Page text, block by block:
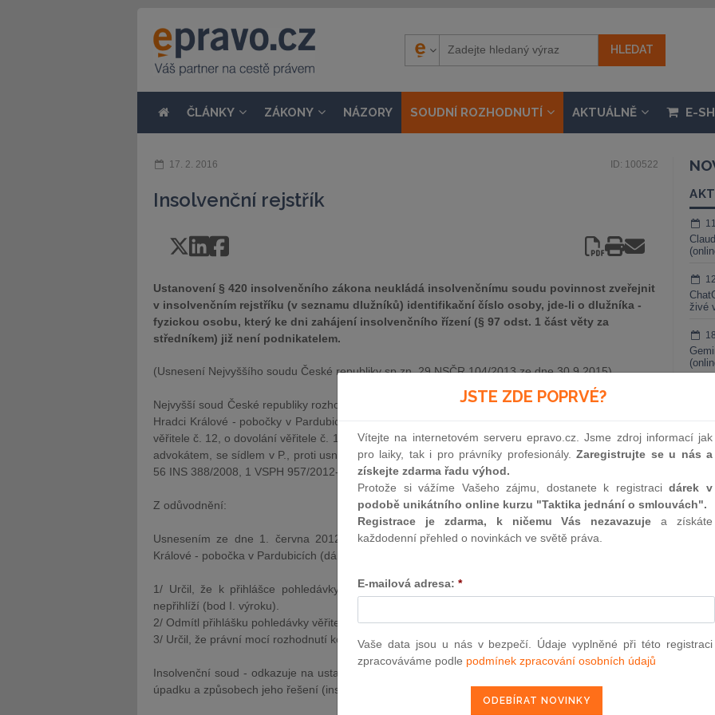
ČLÁNKY ZÁKONY NÁZORY SOUDNÍ ROZHODNUTÍ AKTUÁLNĚ E-
17. 2. 2016 ID: 100522
Insolvenční rejstřík
Ustanovení § 420 insolvenčního zákona neukládá insolvenčnímu soudu povinnost zveřejnit
v insolvenčním rejstříku (v seznamu dlužníků) identifikační číslo osoby, jde-li o dlužníka -
fyzickou osobu, který ke dni zahájení insolvenčního řízení (§ 97 odst. 1 část věty za
středníkem) již není podnikatelem.
(Usnesení Nejvyššího soudu České republiky sp.zn. 29 NSČR 104/2013 ze dne 30.9.2015)
Nejvyšší soud České republiky rozhodl v insolvenční věci dlužníka J.K., vedené u Krajského soudu v
Hradci Králové - pobočky v Pardubicích pod sp. zn. KSPA 56 INS 388/2008, o přihlášce pohledávky
věřitele č. 12, o dovolání věřitele č. 12 M.Technogas s. r. o., se sídlem v P., zastoupeného JUDr. V.T.,
advokátem, se sídlem v P., proti usnesení Vrchního soudu v Praze ze dne 2. srpna 2012, č. j. KSPA
56 INS 388/2008, 1 VSPH 957/2012-P12-9, tak, že dovolání se zamítá.
Z odůvodnění:
Usnesením ze dne 1. června 2012, č. j. KSPA 56 INS 388/2008-P12-3, Krajský soud v Hradci
Králové - pobočka v Pardubicích (dále jen „insolvenční soud“):
1/ Určil, že k přihlášce pohledávky věřitele č. 12 M.Technogas s. r. o. ve výši 88.056,- Kč se
nepřihlíží (bod I. výroku).
2/ Odmítl přihlášku pohledávky věřitele č. 12 (bod II. výroku).
3/ Určil, že právní mocí rozhodnutí končí účast věřitele č. 12 v insolvenčním řízení (bod III. výroku).
Insolvenční soud - odkazuje na ustanovení § 83, § 173 odst. 1 a § 185 zákona č.
úpadku a způsobech jeho řešení (insolvenční zákon) - vyšel z toho, že:
živé
JSTE ZDE POPRVÉ?
Vítejte na internetovém serveru epravo.cz. Jsme zdroj informací jak
pro laiky, tak i pro právníky profesionály.Zaregistrujte se u nás a
získejte zdarma řadu výhod.
Protože si vážíme Vašeho zájmu, dostanete k registracidárek v
podobě unikátního online kurzu "Taktika jednání o smlouvách".
Registrace je zdarma, k ničemu Vás nezavazuje a získáte
každodenní přehled o novinkách ve světě práva.
E-mailová adresa: *
Vaše data jsou u nás v bezpečí. Údaje vyplněné při této registraci
zpracováváme podle podmínek zpracování osobních údajů